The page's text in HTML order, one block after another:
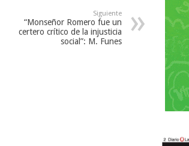
Siguiente
“Monseñor Romero fue un
certero crítico de la injusticia
social”: M. Funes